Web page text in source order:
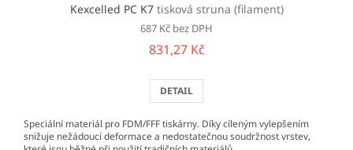
Kexcelled PC K7 tisková struna (filament)
687 Kč bez DPH
831,27 Kč
DETAIL
Speciální materiál pro FDM/FFF tiskárny. Díky cíleným vylepšením
snižuje nežádoucí deformace a nedostatečnou soudržnost vrstev,